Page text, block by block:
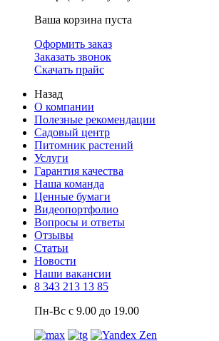
Ваша корзина пуста
Оформить заказ
Заказать звонок
Скачать прайс
Назад
О компании
Полезные рекомендации
Садовый центр
Питомник растений
Услуги
Гарантия качества
Наша команда
Ценные бумаги
Видеопортфолио
Вопросы и ответы
Отзывы
Статьи
Новости
Наши вакансии
8 343 213 13 85
Пн-Вс с 9.00 до 19.00